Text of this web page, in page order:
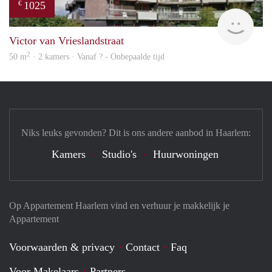
€ 1025
Victor van Vrieslandstraat
50 m2 · 2 kamers · Vanaf ? - Onbepaalde tijd
Op Appartement Haarlem vind en verhuur je makkelijk je
Appartement
Voorwaarden & privacy Contact
Faq
Niks leuks gevonden? Dit is ons andere aanbod in Haarlem:
Kamers Studio's Huurwoningen